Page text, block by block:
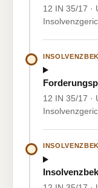
12 IN 35/17 ·
12 IN 35/17 ·